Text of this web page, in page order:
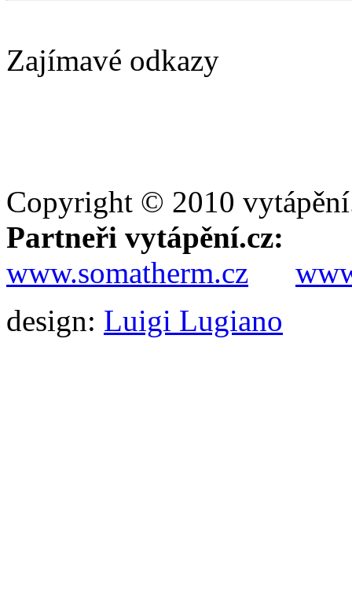
Zajímavé odkazy
Copyright © 2010
Partneři vytápění.cz:
www.somatherm.cz
design: Luigi Lugiano